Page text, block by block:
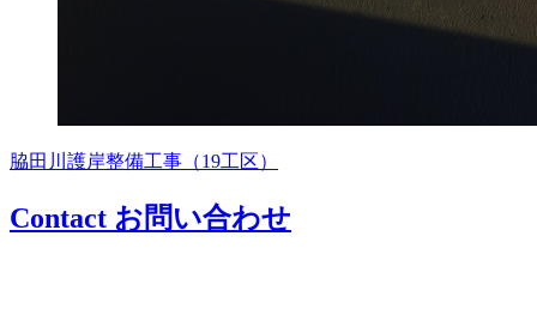
脇田川護岸整備工事（19工区）
Contact お問い合わせ